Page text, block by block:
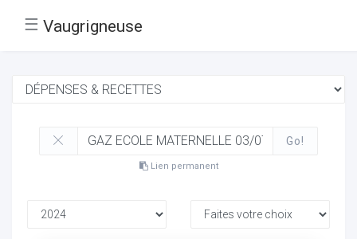
☰ Vaugrigneuse
Go!
Lien permanent